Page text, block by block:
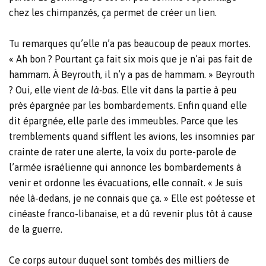
chez les chimpanzés, ça permet de créer un lien.
Tu remarques qu’elle n’a pas beaucoup de peaux mortes.
« Ah bon ? Pourtant ça fait six mois que je n’ai pas fait de
hammam. À Beyrouth, il n’y a pas de hammam. » Beyrouth
? Oui, elle vient de là-bas . Elle vit dans la partie à peu
près épargnée par les bombardements. Enfin quand elle
dit épargnée, elle parle des immeubles. Parce que les
tremblements quand sifflent les avions, les insomnies par
crainte de rater une alerte, la voix du porte-parole de
l’armée israélienne qui annonce les bombardements à
venir et ordonne les évacuations, elle connaît. « Je suis
née là-dedans, je ne connais que ça. » Elle est poétesse et
cinéaste franco-libanaise, et a dû revenir plus tôt à cause
de la guerre.
Ce corps autour duquel sont tombés des milliers de